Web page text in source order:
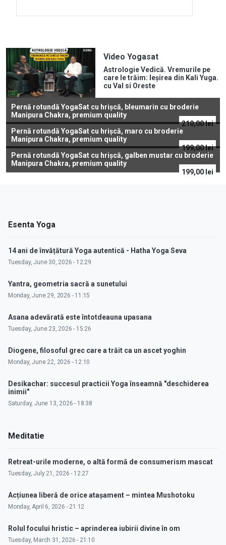
Video Yogasat
Astrologie Vedică. Vremurile pe
care le trăim: Ieșirea din Kali Yuga.
cu Val si Oreste
Pernă rotundă YogaSat cu hrișcă, bleumarin cu broderie
Manipura Chakra, premium quality
210,00lei
Pernă rotundă YogaSat cu hrișcă, maro cu broderie
Manipura Chakra, premium quality
199,00lei
Pernă rotundă YogaSat cu hrișcă, galben mustar cu broderie
Manipura Chakra, premium quality
199,00 lei
Esenta Yoga
14 ani de învățătură Yoga autentică - Hatha Yoga Seva
Tuesday, June 30, 2026 - 12:29
Yantra, geometria sacră a sunetului
Monday, June 29, 2026 - 11:15
Asana adevărată este întotdeauna upasana
Tuesday, June 23, 2026 - 15:26
Diogene, filosoful grec care a trăit ca un ascet yoghin
Monday, June 22, 2026 - 12:10
Desikachar: succesul practicii Yoga înseamnă "deschiderea
inimii"
Saturday, June 13, 2026 - 18:38
Meditatie
Retreat-urile moderne, o altă formă de consumerism mascat
Tuesday, July 21, 2026 - 12:27
Acțiunea liberă de orice atașament – mintea Mushotoku
Monday, April 6, 2026 - 21:12
Rolul focului hristic – aprinderea iubirii divine în om
Tuesday, March 31, 2026 - 21:10